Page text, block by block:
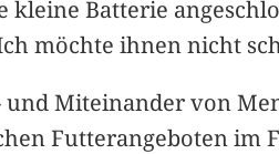
kleine Batterie
möchte ihnen nicht
Miteinander von
Futterangeboten im